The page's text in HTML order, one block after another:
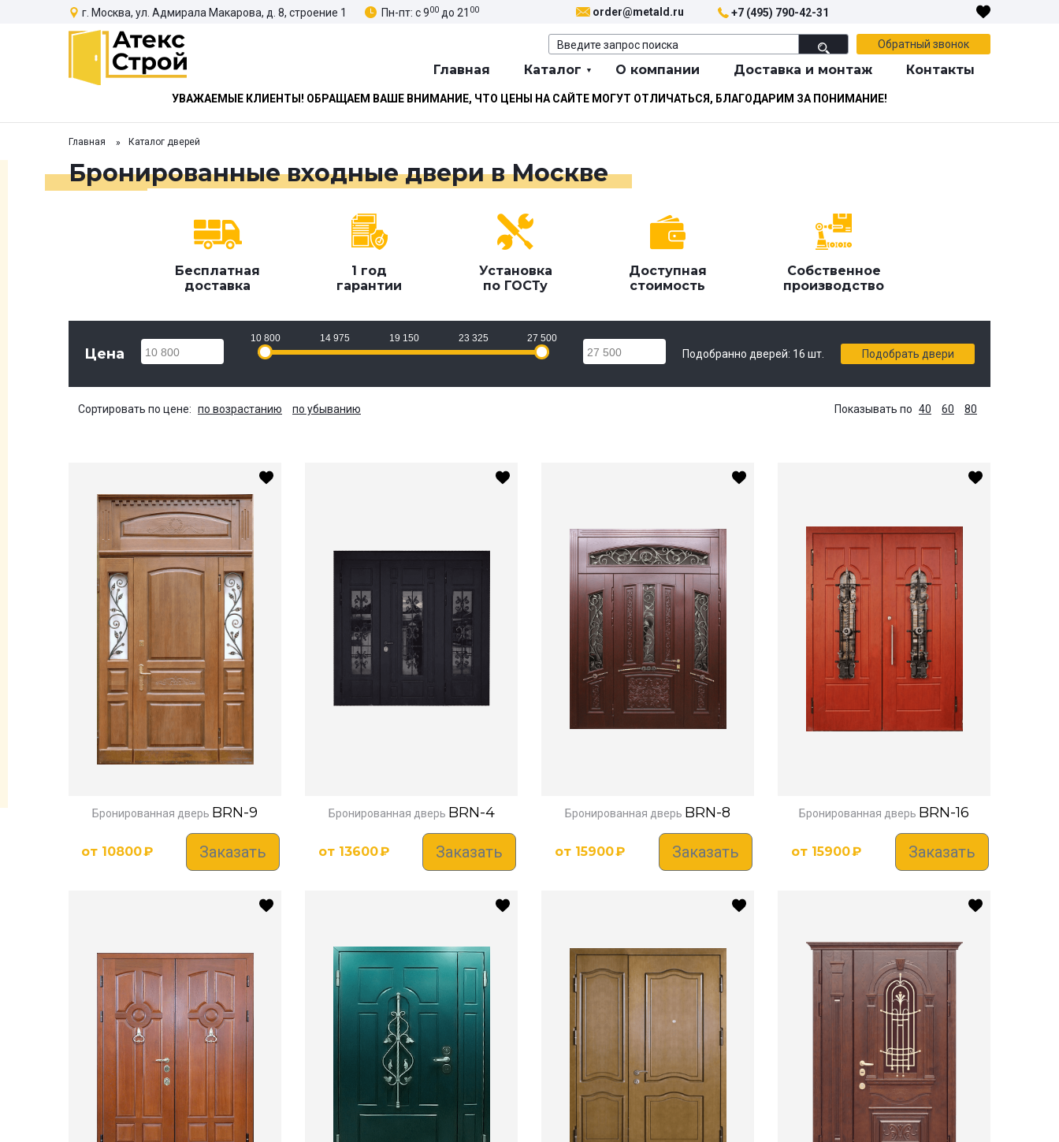
г. Москва, ул. Адмирала Макарова, д. 8, строение 1 Пн-пт: с 900 до 21 00 order@metald.ru +7 (495) 790-42-31
Обратный звонок
Главная Каталог О компании Доставка и монтаж Контакты
УВАЖАЕМЫЕ КЛИЕНТЫ! ОБРАЩАЕМ ВАШЕ ВНИМАНИЕ, ЧТО ЦЕНЫ НА САЙТЕ МОГУТ ОТЛИЧАТЬСЯ, БЛАГОДАРИМ ЗА ПОНИМАНИЕ!
Главная Каталог дверей
Бронированные входные двери в Москве
Бесплатная
доставка
1 год
гарантии
Установка
по ГОСТу
Доступная
стоимость
Собственное
производство
Цена 10 800 27 500
10 800 14 975 19 150 23 325 27 500
Подобранно дверей: 16 шт. Подобрать двери
Сортировать по цене: по возрастанию по убыванию Показывать по 40 60 80
Бронированная дверь BRN-9
от 10800₽ Заказать
Бронированная дверь BRN-4
от 13600₽ Заказать
Бронированная дверь BRN-8
от 15900₽ Заказать
Бронированная дверь BRN-16
от 15900₽ Заказать